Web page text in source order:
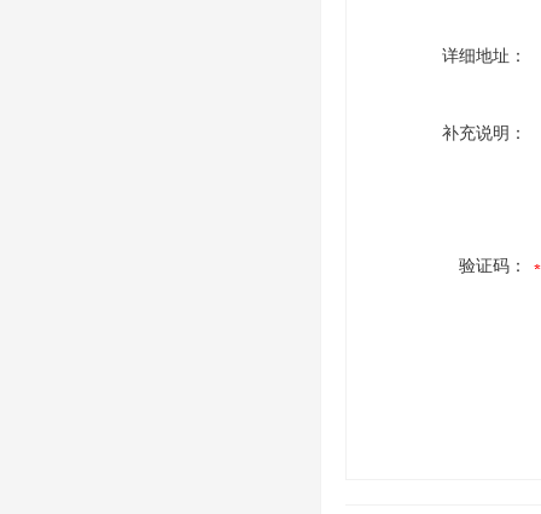
详细地址：
补充说明：
验证码：